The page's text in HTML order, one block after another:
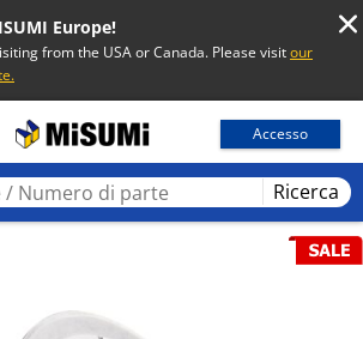
Europe!
from the USA or Canada. Please visitour
Accesso
Ricerca